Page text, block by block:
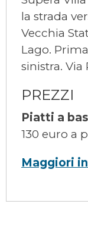
la strada
Vecchia
Lago.
sinistra. Via
PREZZI
Piatti a
130 euro a
Maggiori